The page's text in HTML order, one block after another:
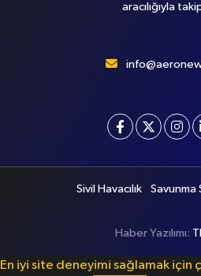
aracılığıyla
Sivil Havacılık Savunma
Haber Yazılımı:
En iyi site deneyimi sağlamak için